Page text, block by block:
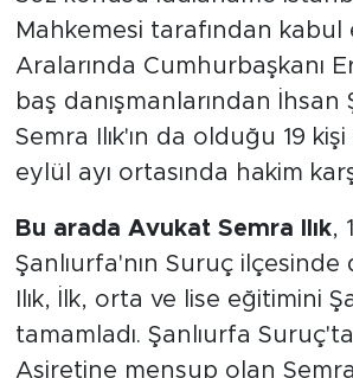
Mahkemesi tarafından kabul
Aralarında Cumhurbaşkanı
baş danışmanlarından İhsan
Semra Ilık'ın da olduğu 19
eylül ayı ortasında hakim
Bu arada Avukat Semra Ilık,
Şanlıurfa'nın Suruç ilçesinde
Ilık, İlk, orta ve lise eğitimini
tamamladı. Şanlıurfa
Aşiretine mensup olan Semra